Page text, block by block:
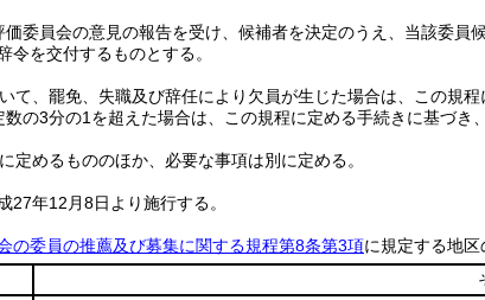
価委員会の意見の報告を受け、候補者を決定のうえ、当該委
令を交付するものとする。
て、罷免、失職及び辞任により欠員が生じた場合は、この規
の3分の1を超えた場合は、この規程に定める手続きに基づき
定めるもののほか、必要な事項は別に定める。
27年12月8日より施行する。
の委員の推薦及び募集に関する規程第8条第3項に規定する地区